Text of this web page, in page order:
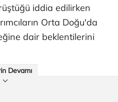
iddia edilirken
Orta Doğu'da
dair beklentilerini
Devamı